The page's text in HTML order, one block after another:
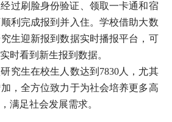
过刷脸身份验证、领取一卡通和宿
利完成报到并入住。学校借助大数
生迎新报到数据实时播报平台，可
时看到新生报到数据。
究生在校生人数达到7830人，尤其
，全方位致力于为社会培养更多高
满足社会发展需求。